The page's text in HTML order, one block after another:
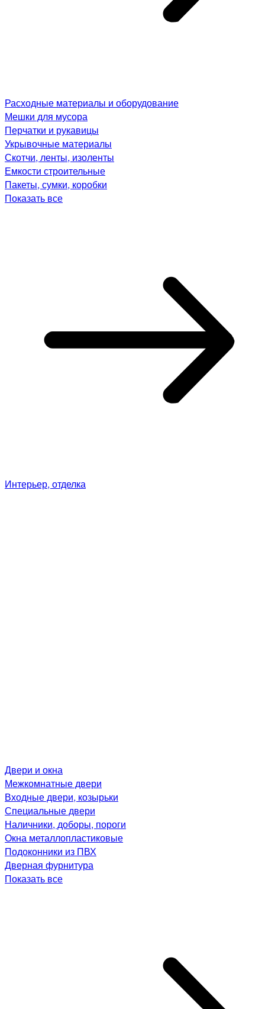
Расходные материалы и оборудование
Мешки для мусора
Перчатки и рукавицы
Укрывочные материалы
Скотчи, ленты, изоленты
Емкости строительные
Пакеты, сумки, коробки
Показать все
Интерьер, отделка
Двери и окна
Межкомнатные двери
Входные двери, козырьки
Специальные двери
Наличники, доборы, пороги
Окна металлопластиковые
Подоконники из ПВХ
Дверная фурнитура
Показать все